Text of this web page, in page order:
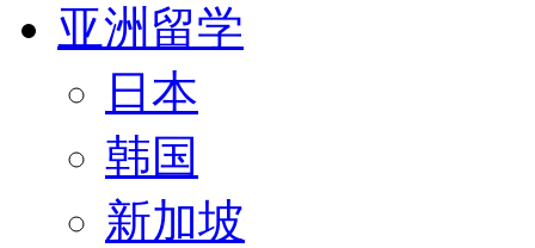
亚洲留学
日本
韩国
新加坡